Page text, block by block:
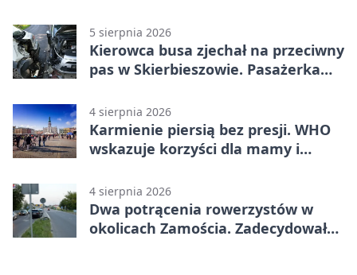
5 sierpnia 2026
Kierowca busa zjechał na przeciwny
pas w Skierbieszowie. Pasażerka
4 sierpnia 2026
Karmienie piersią bez presji. WHO
wskazuje korzyści dla mamy i
4 sierpnia 2026
Dwa potrącenia rowerzystów w
okolicach Zamościa. Zadecydowało